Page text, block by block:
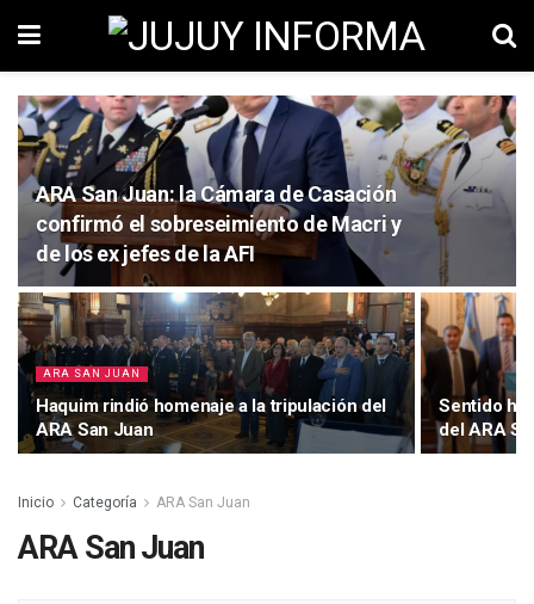
ARA San Juan: la Cámara de Casación
confirmó el sobreseimiento de Macri y
de los ex jefes de la AFI
ARA SAN JUAN
Haquim rindió homenaje a la tripulación del
ARA San Juan
Sentido
del ARA
Inicio Categoría ARA San Juan
ARA San Juan